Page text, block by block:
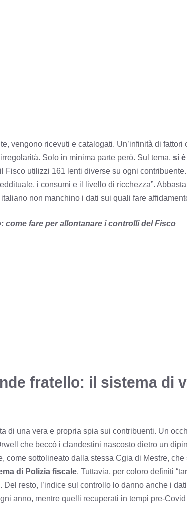
vengono ricevuti e catalogati. Un’infinità di fattori
Solo in minima parte però. Sul tema, si
Fisco utilizzi 161 lenti diverse su ogni
i consumi e il livello di ricchezza”.
non manchino i dati sui quali fare
come fare per allontanare i controlli del Fisco
fratello: il sistema di
di una vera e propria spia sui contribuenti. Un
che beccò i clandestini nascosto dietro un
come sottolineato dalla stessa Cgia di Mestre,
di Polizia fiscale. Tuttavia, per coloro definiti
resto, l’indice sul controllo lo danno anche i
anno, mentre quelli recuperati in tempi pre-